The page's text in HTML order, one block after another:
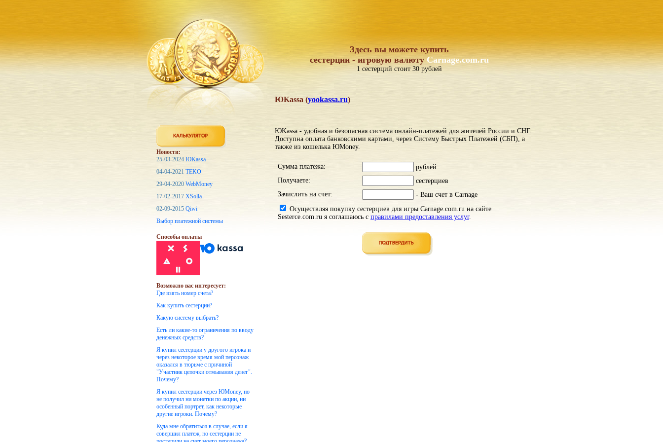
Здесь вы можете купить
сестерции - игровую валютуCarnage.com.ru
1 сестерций стоит 30 рублей
ЮKassa (yookassa.ru)
ЮKassa - удобная и безопасная система онлайн-платежей для жителей России и СНГ.
Доступна оплата банковскими картами, через Систему Быстрых Платежей (СБП), а
также из кошелька ЮMoney.
Сумма платежа:
рублей
Получаете:
сестерциев
Зачислить на счет:
- Ваш счет в Carnage
Осуществляя покупку сестерциев для игры Carnage.com.ru на сайте
Sesterce.com.ru я соглашаюсь с правилами предоставления услуг.
Новости:
25-03-2024 ЮKassa
04-04-2021 TEKO
29-04-2020 WebMoney
17-02-2017 XSolla
02-09-2015 Qiwi
Выбор платежной системы
Способы оплаты
Возможно вас интересует:
Где взять номер счета?
Как купить сестерции?
Какую систему выбрать?
Есть ли какие-то ограничения по вводу
денежных средств?
Я купил сестерции у другого игрока и
через некоторое время мой персонаж
оказался в тюрьме с причиной
"Участник цепочки отмывания денег".
Почему?
Я купил сестерции через ЮMoney, но
не получил ни монетки по акции, ни
особенный портрет, как некоторые
другие игроки. Почему?
Куда мне обратиться в случае, если я
совершил платеж, но сестерции не